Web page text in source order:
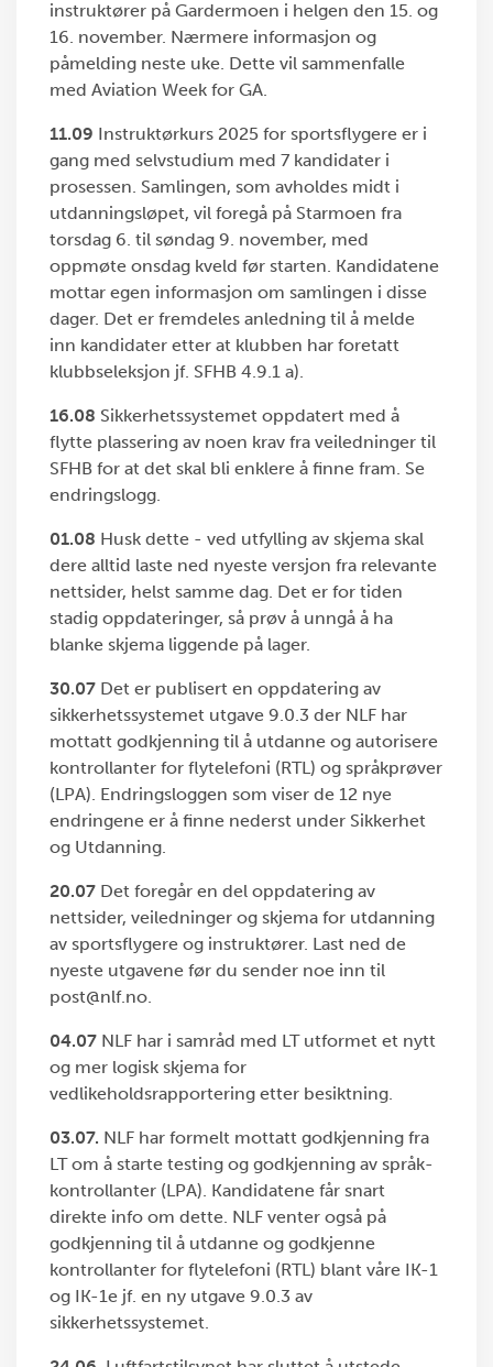
instruktører på Gardermoen i helgen den 15. og
16. november. Nærmere informasjon og
påmelding neste uke. Dette vil sammenfalle
med Aviation Week for GA.
11.09 Instruktørkurs 2025 for sportsflygere er i
gang med selvstudium med 7 kandidater i
prosessen. Samlingen, som avholdes midt i
utdanningsløpet, vil foregå på Starmoen fra
torsdag 6. til søndag 9. november, med
oppmøte onsdag kveld før starten. Kandidatene
mottar egen informasjon om samlingen i disse
dager. Det er fremdeles anledning til å melde
inn kandidater etter at klubben har foretatt
klubbseleksjon jf. SFHB 4.9.1 a).
16.08 Sikkerhetssystemet oppdatert med å
flytte plassering av noen krav fra veiledninger til
SFHB for at det skal bli enklere å finne fram. Se
endringslogg.
01.08 Husk dette - ved utfylling av skjema skal
dere alltid laste ned nyeste versjon fra relevante
nettsider, helst samme dag. Det er for tiden
stadig oppdateringer, så prøv å unngå å ha
blanke skjema liggende på lager.
30.07 Det er publisert en oppdatering av
sikkerhetssystemet utgave 9.0.3 der NLF har
mottatt godkjenning til å utdanne og autorisere
kontrollanter for flytelefoni (RTL) og språkprøver
(LPA). Endringsloggen som viser de 12 nye
endringene er å finne nederst under Sikkerhet
og Utdanning.
20.07 Det foregår en del oppdatering av
nettsider, veiledninger og skjema for utdanning
av sportsflygere og instruktører. Last ned de
nyeste utgavene før du sender noe inn til
post@nlf.no.
04.07 NLF har i samråd med LT utformet et nytt
og mer logisk skjema for
vedlikeholdsrapportering etter besiktning.
03.07. NLF har formelt mottatt godkjenning fra
LT om å starte testing og godkjenning av språk-
kontrollanter (LPA). Kandidatene får snart
direkte info om dette. NLF venter også på
godkjenning til å utdanne og godkjenne
kontrollanter for flytelefoni (RTL) blant våre IK-1
og IK-1e jf. en ny utgave 9.0.3 av
sikkerhetssystemet.